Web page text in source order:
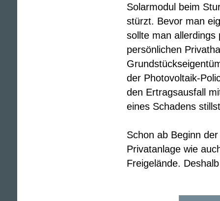
Solarmodul beim
stürzt. Bevor man
sollte man
persönlichen
der Photovoltaik-
den Ertragsausfall
eines Schadens
Schon ab Beginn
Privatanlage wie
Freigelände.